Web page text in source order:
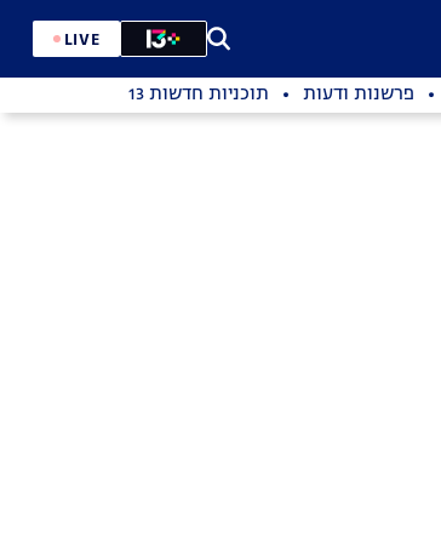
LIVE
פרשנות ודעות תוכניות חדשות 13